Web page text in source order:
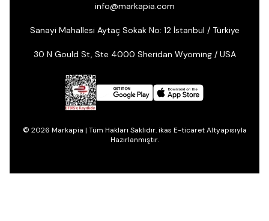
info@markapia.com
Sanayi Mahallesi Aytaç Sokak No: 12 İstanbul / Türkiye
30 N Gould St, Ste 4000 Sheridan Wyoming / USA
© 2026 Markapia | Tüm Hakları Saklıdır. ikas E-ticaret Altyapısıyla
Hazırlanmıştır.